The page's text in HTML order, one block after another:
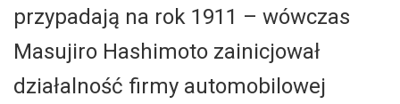
przypadają na rok 1911 – wówczas
Masujiro Hashimoto zainicjował
działalność firmy automobilowej